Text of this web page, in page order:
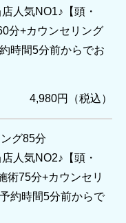
人気NO1♪【頭・
分+カウンセリング
時間5分前からでお
4,980円（税込）
グ85分
人気NO2♪【頭・
術75分+カウンセリ
約時間5分前からで